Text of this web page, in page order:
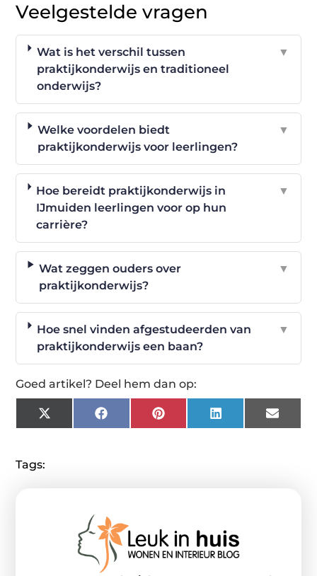
Veelgestelde vragen
Wat is het verschil tussen
praktijkonderwijs en traditioneel
onderwijs?
▼
Welke voordelen biedt
praktijkonderwijs voor leerlingen?
▼
Hoe bereidt praktijkonderwijs in
IJmuiden leerlingen voor op hun
carrière?
▼
Wat zeggen ouders over
praktijkonderwijs?
▼
Hoe snel vinden afgestudeerden van
praktijkonderwijs een baan?
▼
Goed artikel? Deel hem dan op:
X
(Twitter)
FacebookPinterestLinkedIn Email
Tags: